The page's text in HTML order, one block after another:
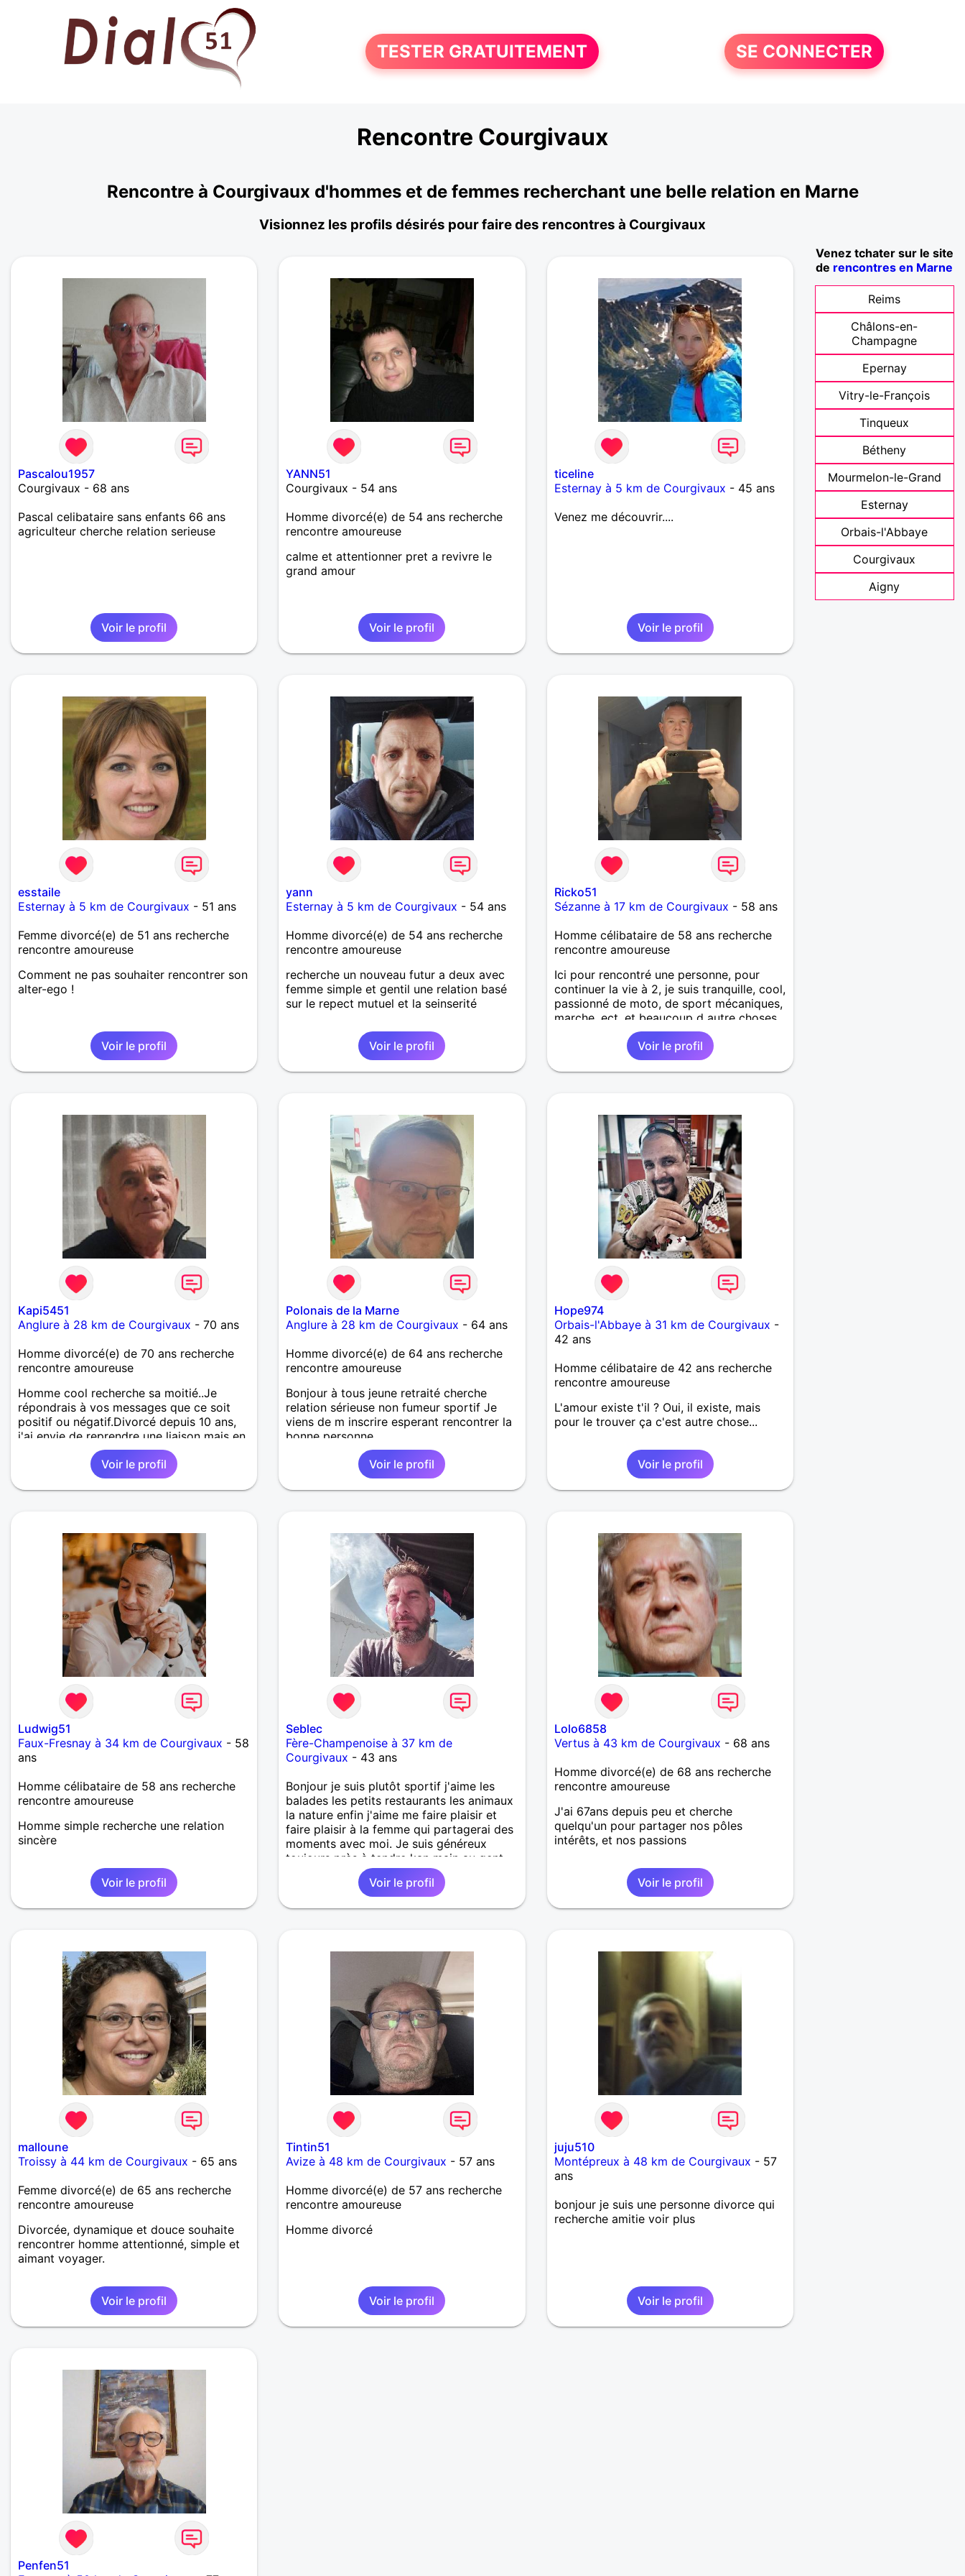
TESTER GRATUITEMENT SE CONNECTER
Rencontre Courgivaux
Rencontre à Courgivaux d'hommes et de femmes recherchant une belle relation en Marne
Visionnez les profils désirés pour faire des rencontres à Courgivaux
Pascalou1957
Courgivaux - 68 ans
Pascal celibataire sans enfants 66 ans
agriculteur cherche relation serieuse
Voir le profil
YANN51
Courgivaux - 54 ans
Homme divorcé(e) de 54 ans recherche
rencontre amoureuse
calme et attentionner pret a revivre le
grand amour
Voir le profil
ticeline
Esternay à 5 km de Courgivaux - 45 ans
Venez me découvrir....
Voir le profil
esstaile
Esternay à 5 km de Courgivaux - 51 ans
Femme divorcé(e) de 51 ans recherche
rencontre amoureuse
Comment ne pas souhaiter rencontrer son
alter-ego !
Voir le profil
yann
Esternay à 5 km de Courgivaux - 54 ans
Homme divorcé(e) de 54 ans recherche
rencontre amoureuse
recherche un nouveau futur a deux avec
femme simple et gentil une relation basé
sur le repect mutuel et la seinserité
Voir le profil
Ricko51
Sézanne à 17 km de Courgivaux - 58 ans
Homme célibataire de 58 ans recherche
rencontre amoureuse
Ici pour rencontré une personne, pour
continuer la vie à 2, je suis tranquille, cool,
passionné de moto, de sport mécaniques,
marche, ect, et beaucoup d autre choses,
j'aime la vie avec passion, je suis pas
abonné, donc limité sur les messages
Voir le profil
Kapi5451
Anglure à 28 km de Courgivaux - 70 ans
Homme divorcé(e) de 70 ans recherche
rencontre amoureuse
Homme cool recherche sa moitié..Je
répondrais à vos messages que ce soit
positif ou négatif.Divorcé depuis 10 ans,
j'ai envie de reprendre une liaison mais en
premier temps,du chacun chez soi afin de
mieux se connaitre..Voir le profil
Polonais de la Marne
Anglure à 28 km de Courgivaux - 64 ans
Homme divorcé(e) de 64 ans recherche
rencontre amoureuse
Bonjour à tous jeune retraité cherche
relation sérieuse non fumeur sportif Je
viens de m inscrire esperant rencontrer la
bonne personne
Voir le profil
Hope974
Orbais-l'Abbaye à 31 km de Courgivaux -
42 ans
Homme célibataire de 42 ans recherche
rencontre amoureuse
L'amour existe t'il ? Oui, il existe, mais
pour le trouver ça c'est autre chose...
Voir le profil
Ludwig51
Faux-Fresnay à 34 km de Courgivaux - 58
ans
Homme célibataire de 58 ans recherche
rencontre amoureuse
Homme simple recherche une relation
sincère
Voir le profil
Seblec
Fère-Champenoise à 37 km de
Courgivaux - 43 ans
Bonjour je suis plutôt sportif j'aime les
balades les petits restaurants les animaux
la nature enfin j'aime me faire plaisir et
faire plaisir à la femme qui partagerai des
moments avec moi. Je suis généreux
toujours près à tendre kan main au gent
dans besoin j'adore rigoler et faire rigoler
mon entourage donc si vous voulez
discuter avec moi les filles je vous attends
Voir le profil
Lolo6858
Vertus à 43 km de Courgivaux - 68 ans
Homme divorcé(e) de 68 ans recherche
rencontre amoureuse
J'ai 67ans depuis peu et cherche
quelqu'un pour partager nos pôles
intérêts, et nos passions
Voir le profil
malloune
Troissy à 44 km de Courgivaux - 65 ans
Femme divorcé(e) de 65 ans recherche
rencontre amoureuse
Divorcée, dynamique et douce souhaite
rencontrer homme attentionné, simple et
aimant voyager.
Voir le profil
Tintin51
Avize à 48 km de Courgivaux - 57 ans
Homme divorcé(e) de 57 ans recherche
rencontre amoureuse
Homme divorcé
Voir le profil
juju510
Montépreux à 48 km de Courgivaux - 57
ans
bonjour je suis une personne divorce qui
recherche amitie voir plus
Voir le profil
Penfen51
Venez tchater sur le site
de rencontres en Marne
Reims
Châlons-en-
Champagne
Epernay
Vitry-le-François
Tinqueux
Bétheny
Mourmelon-le-Grand
Esternay
Orbais-l'Abbaye
Courgivaux
Aigny